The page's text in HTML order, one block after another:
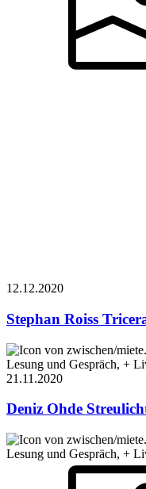
12.12.2020
Stephan Roiss
Lesung und Gespräch, +
21.11.2020
Deniz Ohde
Lesung und Gespräch, +